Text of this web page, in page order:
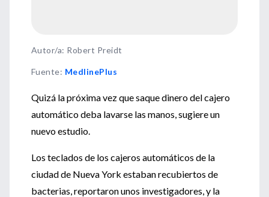
Autor/a: Robert Preidt
Fuente: MedlinePlus
Quizá la próxima vez que saque dinero del cajero
automático deba lavarse las manos, sugiere un
nuevo estudio.
Los teclados de los cajeros automáticos de la
ciudad de Nueva York estaban recubiertos de
bacterias, reportaron unos investigadores, y la